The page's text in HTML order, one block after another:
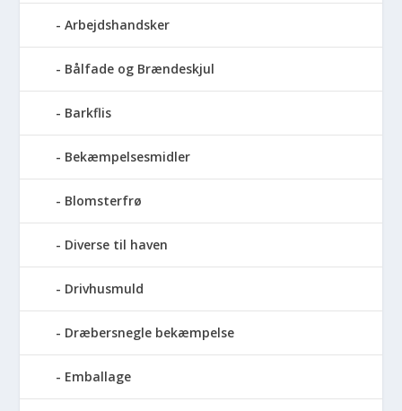
Arbejdshandsker
Bålfade og Brændeskjul
Barkflis
Bekæmpelsesmidler
Blomsterfrø
Diverse til haven
Drivhusmuld
Dræbersnegle bekæmpelse
Emballage